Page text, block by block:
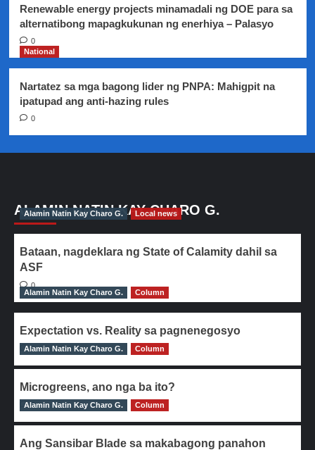
Renewable energy projects minamadali ng DOE para sa
alternatibong mapagkukunan ng enerhiya – Palasyo
0
National
Nartatez sa mga bagong lider ng PNPA: Mahigpit na
ipatupad ang anti-hazing rules
0
ALAMIN NATIN KAY CHARO G.
Alamin Natin Kay Charo G. Local news
Bataan, nagdeklara ng State of Calamity dahil sa
ASF
0
Alamin Natin Kay Charo G.
Column
Expectation vs. Reality sa pagnenegosyo
0
Alamin Natin Kay Charo G. Column
Microgreens, ano nga ba ito?
0
Alamin Natin Kay Charo G. Column
Ang Sansibar Blade sa makabagong panahon